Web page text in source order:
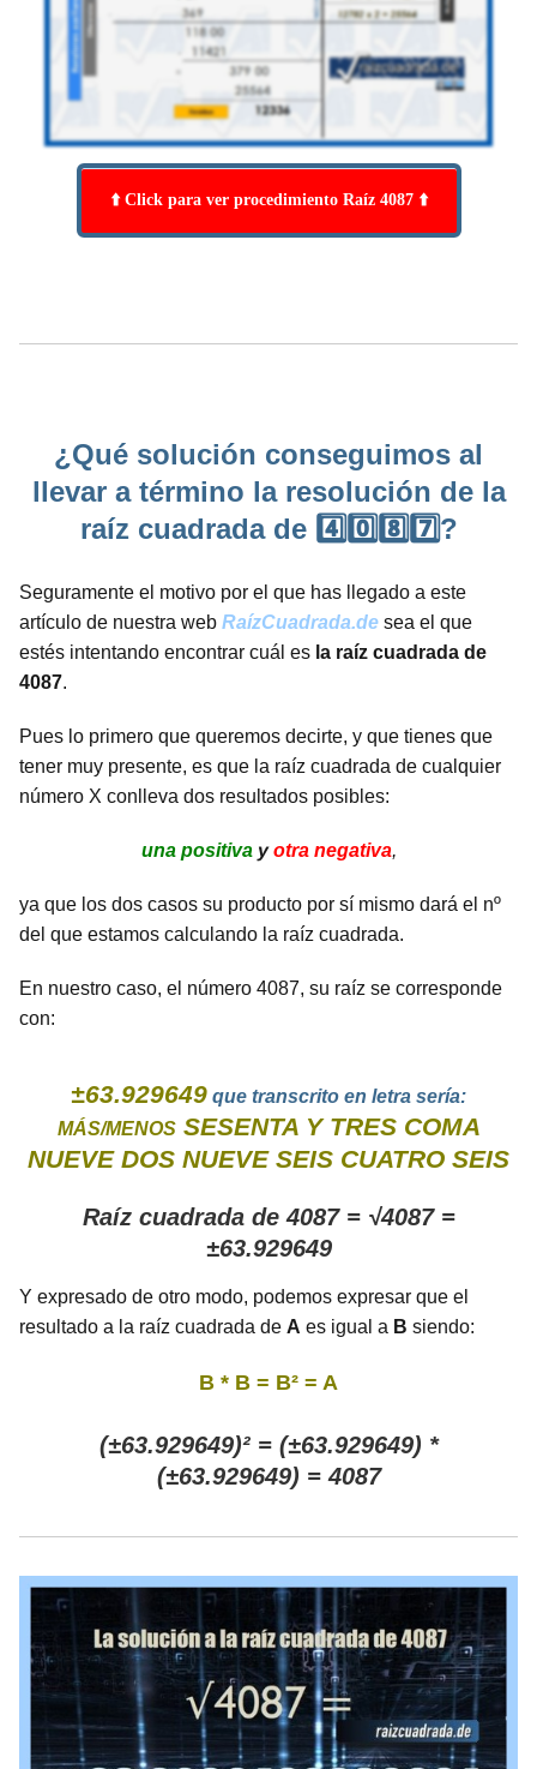
⬆️ Click para ver procedimiento Raíz 4087 ⬆️
¿Qué solución conseguimos al
llevar a término la resolución de la
raíz cuadrada de 4️⃣0️⃣8️⃣7️⃣?
Seguramente el motivo por el que has llegado a este
artículo de nuestra web RaízCuadrada.de sea el que
estés intentando encontrar cuál es la raíz cuadrada de
4087.
Pues lo primero que queremos decirte, y que tienes que
tener muy presente, es que la raíz cuadrada de cualquier
número X conlleva dos resultados posibles:
una positivayotra negativa,
ya que los dos casos su producto por sí mismo dará el nº
del que estamos calculando la raíz cuadrada.
En nuestro caso, el número 4087, su raíz se corresponde
con:
±63.929649 que transcrito en letra sería:
MÁS/MENOS SESENTA Y TRES COMA
NUEVE DOS NUEVE SEIS CUATRO SEIS
Raíz cuadrada de 4087 = √4087 =
±63.929649
Y expresado de otro modo, podemos expresar que el
resultado a la raíz cuadrada de A es igual a B siendo:
B * B = B² = A
(±63.929649)² = (±63.929649) *
(±63.929649) = 4087